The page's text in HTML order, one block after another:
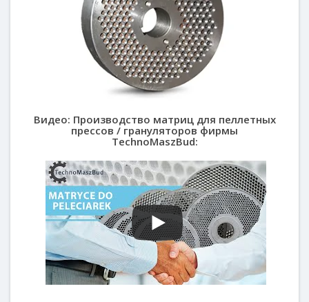
Видео: Производство матриц для пеллетных
прессов / грануляторов фирмы
TechnoMaszBud: